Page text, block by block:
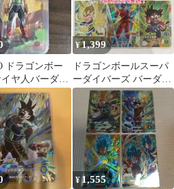
ドラゴンボー
ヤ人バーダッ
ュア
¥1,399
ドラゴンボールスーパ
ーダイバーズ バーダッ
ク GDR トランクス
PUR 他SR
¥1,555